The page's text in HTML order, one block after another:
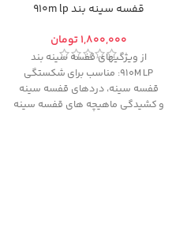
قفسه سینه بند 910m lp
تومان
از ویژگیهای قفسه سینه بند
910M LP: مناسب برای شکستگی
قفسه سینه، دردهای قفسه سینه
و کشیدگی ماهیچه های قفسه سینه